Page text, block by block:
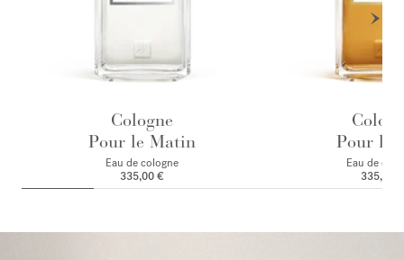
Cologne
Pour le Matin
Eau de cologne
335,00 €
Pour le
Eau de
335,00 €